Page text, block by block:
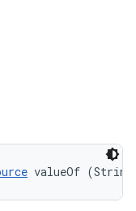
valueOf (String